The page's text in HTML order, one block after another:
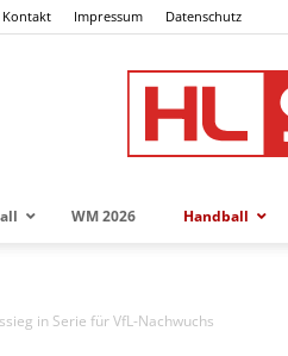
Kontakt Impressum Datenschutz
WM 2026 Handball
in Serie für VfL-Nachwuchs